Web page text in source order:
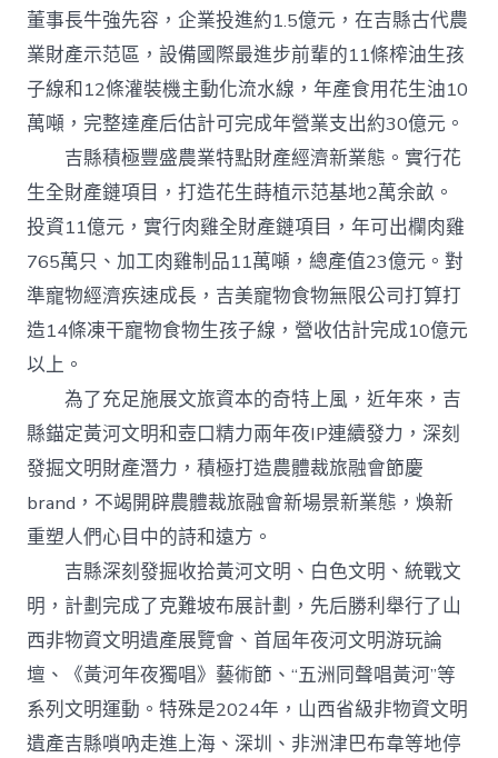
董事長牛強先容，企業投進約1.5億元，在吉縣古代農
業財產示范區，設備國際最進步前輩的11條榨油生孩
子線和12條灌裝機主動化流水線，年產食用花生油10
萬噸，完整達產后估計可完成年營業支出約30億元。
吉縣積極豐盛農業特點財產經濟新業態。實行花
生全財產鏈項目，打造花生蒔植示范基地2萬余畝。
投資11億元，實行肉雞全財產鏈項目，年可出欄肉雞
765萬只、加工肉雞制品11萬噸，總產值23億元。對
準寵物經濟疾速成長，吉美寵物食物無限公司打算打
造14條凍干寵物食物生孩子線，營收估計完成10億元
以上。
為了充足施展文旅資本的奇特上風，近年來，吉
縣錨定黃河文明和壺口精力兩年夜IP連續發力，深刻
發掘文明財產潛力，積極打造農體裁旅融會節慶
brand，不竭開辟農體裁旅融會新場景新業態，煥新
重塑人們心目中的詩和遠方。
吉縣深刻發掘收拾黃河文明、白色文明、統戰文
明，計劃完成了克難坡布展計劃，先后勝利舉行了山
西非物資文明遺產展覽會、首屆年夜河文明游玩論
壇、《黃河年夜獨唱》藝術節、“五洲同聲唱黃河”等
系列文明運動。特殊是2024年，山西省級非物資文明
遺產吉縣嗩吶走進上海、深圳、非洲津巴布韋等地停